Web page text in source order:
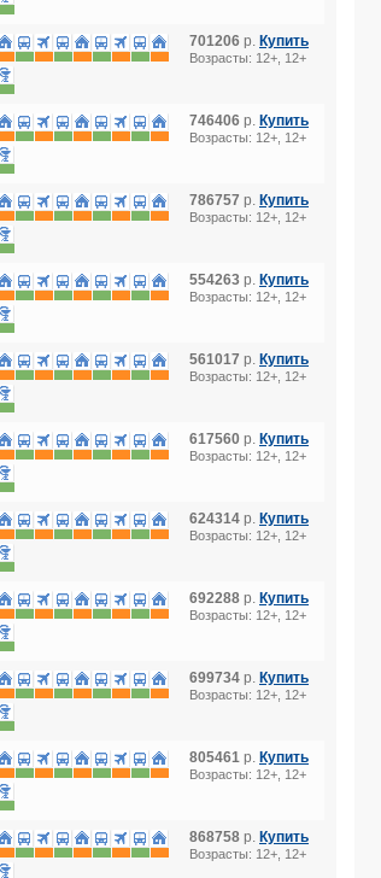
701206 р. Купить
Возрасты: 12+, 12+
746406 р. Купить
Возрасты: 12+, 12+
786757 р. Купить
Возрасты: 12+, 12+
554263 р. Купить
Возрасты: 12+, 12+
561017 р. Купить
Возрасты: 12+, 12+
617560 р. Купить
Возрасты: 12+, 12+
624314 р. Купить
Возрасты: 12+, 12+
692288 р. Купить
Возрасты: 12+, 12+
699734 р. Купить
Возрасты: 12+, 12+
805461 р. Купить
Возрасты: 12+, 12+
868758 р. Купить
Возрасты: 12+, 12+